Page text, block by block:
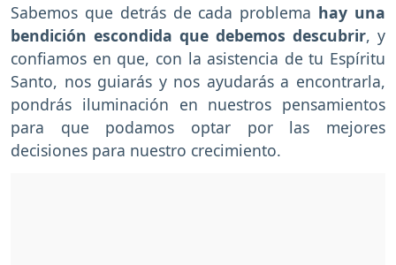
Sabemos que detrás de cada problema hay una
bendición escondida que debemos descubrir, y
confiamos en que, con la asistencia de tu Espíritu
Santo, nos guiarás y nos ayudarás a encontrarla,
pondrás iluminación en nuestros pensamientos
para que podamos optar por las mejores
decisiones para nuestro crecimiento.